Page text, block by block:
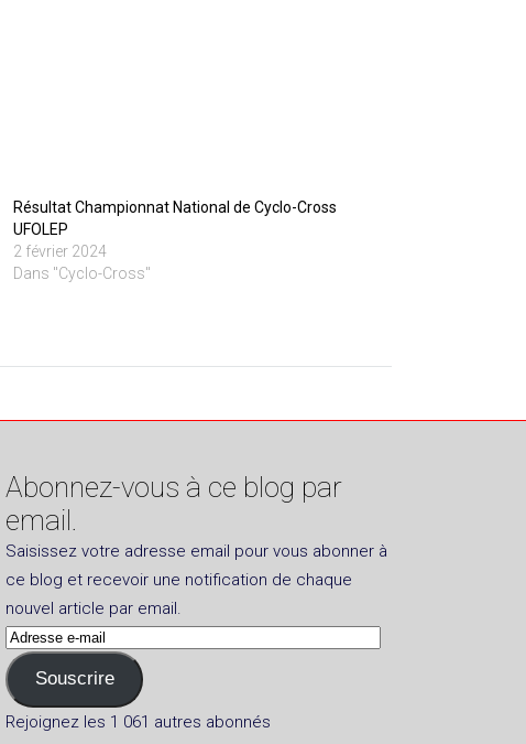
Résultat Championnat National de Cyclo-Cross
UFOLEP
2 février 2024
Dans "Cyclo-Cross"
Abonnez-vous à ce blog par
email.
Saisissez votre adresse email pour vous abonner à
ce blog et recevoir une notification de chaque
nouvel article par email.
Adresse
e-
mail
Souscrire
Rejoignez les 1 061 autres abonnés